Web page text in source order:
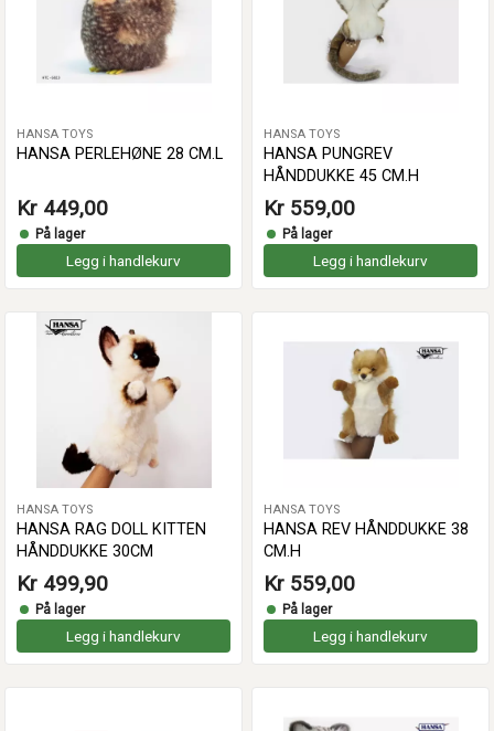
HANSA TOYS
HANSA PERLEHØNE 28 CM.L
Kr 449,00
På lager
Legg i handlekurv
HANSA TOYS
HANSA PUNGREV
HÅNDDUKKE 45 CM.H
Kr 559,00
På lager
Legg i handlekurv
HANSA TOYS
HANSA RAG DOLL KITTEN
HÅNDDUKKE 30CM
Kr 499,90
På lager
Legg i handlekurv
HANSA TOYS
HANSA REV HÅNDDUKKE 38
CM.H
Kr 559,00
På lager
Legg i handlekurv